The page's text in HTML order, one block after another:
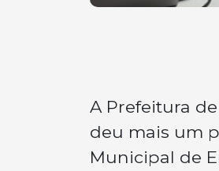
A Prefeitura
deu mais um
Municipal de